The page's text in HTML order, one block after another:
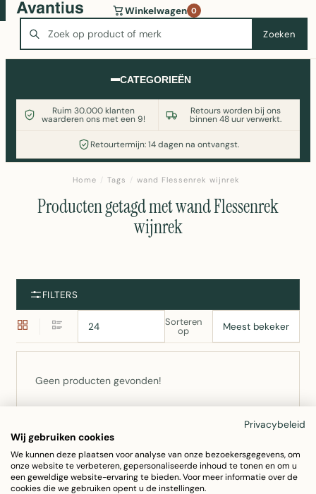
Zoeken
Winkelwagen 0
CATEGORIEËN
Ruim 30.000 klanten
waarderen ons met een 9!
Retours worden bij ons
binnen 48 uur verwerkt.
Retourtermijn: 14 dagen na ontvangst.
Wasmachine of koelkast nodig? Vergelijk alle prijzen op
Witgoedaanbod.nl
Home / Tags / wand Flessenrek wijnrek
Producten getagd met wand Flessenrek
wijnrek
FILTERS
Sorteren
op
Geen producten gevonden!
0252 –
793555ofstuur een bericht— we zoeken het voor u
op.
Privacybeleid
Wij gebruiken cookies
We kunnen deze plaatsen voor analyse van onze bezoekersgegevens, om
onze website te verbeteren, gepersonaliseerde inhoud te tonen en om u
een geweldige website-ervaring te bieden. Voor meer informatie over de
cookies die we gebruiken opent u de instellingen.